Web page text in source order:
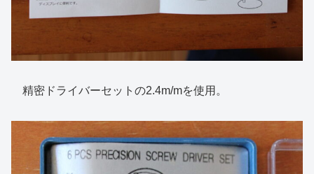
精密ドライバーセットの2.4m/mを使用。